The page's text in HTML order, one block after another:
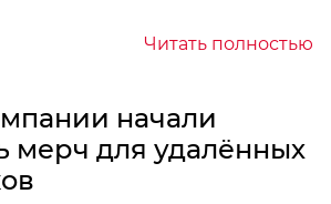
Читать полностью
начали
мерч для удалённых